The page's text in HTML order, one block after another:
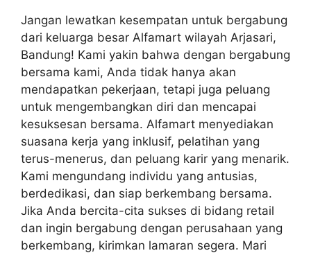
Jangan lewatkan kesempatan untuk bergabung
dari keluarga besar Alfamart wilayah Arjasari,
Bandung! Kami yakin bahwa dengan bergabung
bersama kami, Anda tidak hanya akan
mendapatkan pekerjaan, tetapi juga peluang
untuk mengembangkan diri dan mencapai
kesuksesan bersama. Alfamart menyediakan
suasana kerja yang inklusif, pelatihan yang
terus-menerus, dan peluang karir yang menarik.
Kami mengundang individu yang antusias,
berdedikasi, dan siap berkembang bersama.
Jika Anda bercita-cita sukses di bidang retail
dan ingin bergabung dengan perusahaan yang
berkembang, kirimkan lamaran segera. Mari